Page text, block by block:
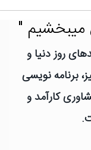
میبخشیم "
روز دنیا و
برنامه نویسی
کارآمد و